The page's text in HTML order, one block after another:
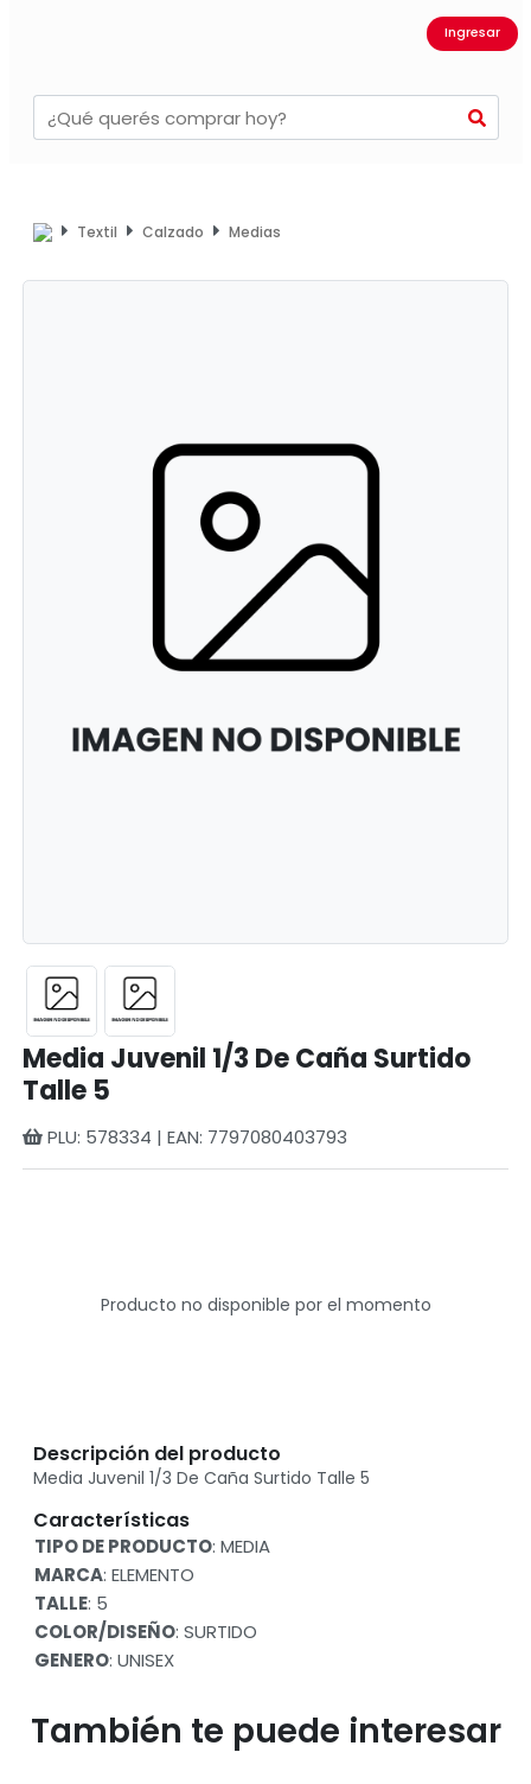
Ingresar
Textil Calzado Medias
Media Juvenil 1/3 De Caña Surtido
Talle 5
PLU: 578334 | EAN: 7797080403793
Producto no disponible por el momento
Descripción del producto
Media Juvenil 1/3 De Caña Surtido Talle 5
Características
TIPO DE PRODUCTO: MEDIA
MARCA: ELEMENTO
TALLE: 5
COLOR/DISEÑO: SURTIDO
GENERO: UNISEX
También te puede interesar